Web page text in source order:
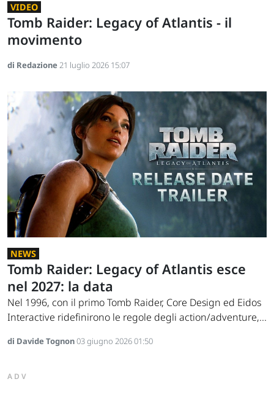
VIDEO
Tomb Raider: Legacy of Atlantis - il
movimento
di Redazione 21 luglio 2026 15:07
NEWS
Tomb Raider: Legacy of Atlantis esce
nel 2027: la data
Nel 1996, con il primo Tomb Raider, Core Design ed Eidos
Interactive ridefinirono le regole degli action/adventure,...
di Davide Tognon03 giugno 2026 01:50
ADV